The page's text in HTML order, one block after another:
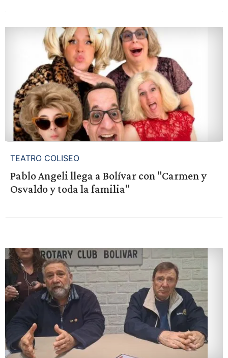
TEATRO COLISEO
Pablo Angeli llega a Bolívar con "Carmen y
Osvaldo y toda la familia"